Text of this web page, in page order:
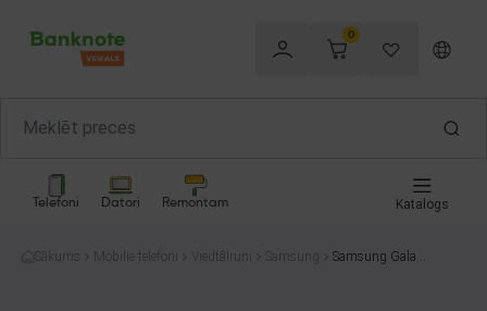
0
Telefoni Datori Remontam Katalogs
Sākums Mobilie telefoni Viedtālruņi Samsung
Samsung Galaxy